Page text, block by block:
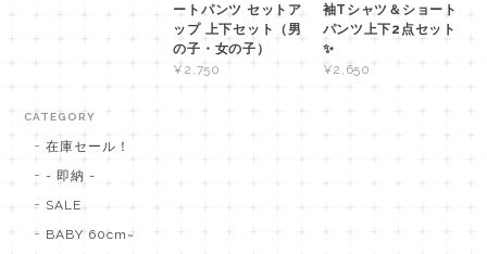
ートパンツ セットア
ップ 上下セット（男
の子・女の子）
¥2,750
袖Tシャツ＆ショート
パンツ上下2点セット
✨
¥2,650
CATEGORY
在庫セール！
- 即納 -
SALE
BABY 60cm~